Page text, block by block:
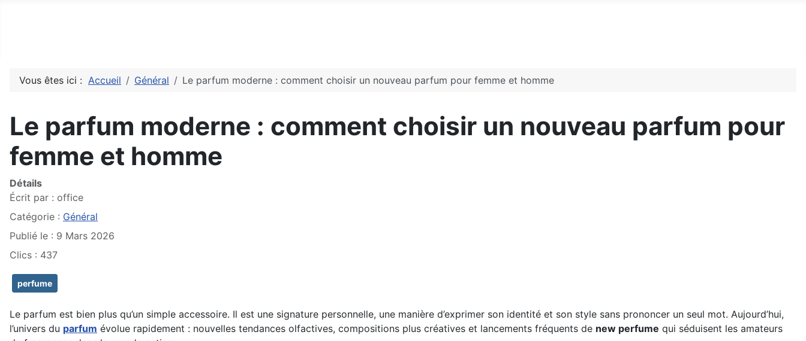
Vous êtes ici : Accueil Général Le parfum moderne : comment choisir un nouveau parfum pour femme et homme
Le parfum moderne : comment choisir un nouveau parfum pour
femme et homme
Détails
Écrit par : office
Catégorie : Général
Publié le : 9 Mars 2026
Clics : 437
perfume
Le parfum est bien plus qu’un simple accessoire. Il est une signature personnelle, une manière d’exprimer son identité et son style sans prononcer un seul mot. Aujourd’hui,
l’univers du parfum évolue rapidement : nouvelles tendances olfactives, compositions plus créatives et lancements fréquents de new perfume qui séduisent les amateurs